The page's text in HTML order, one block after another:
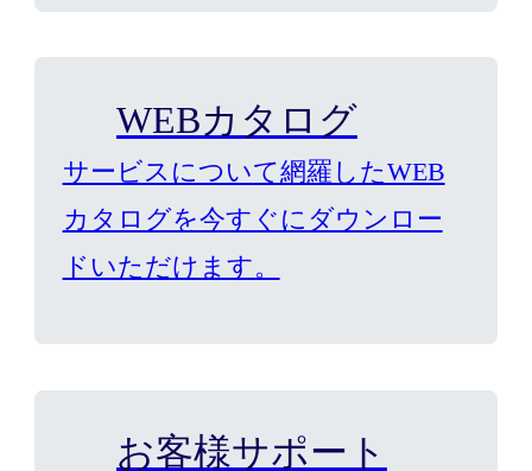
WEBカタログ
サービスについて網羅したWEB
カタログを今すぐにダウンロー
ドいただけます。
お客様サポート